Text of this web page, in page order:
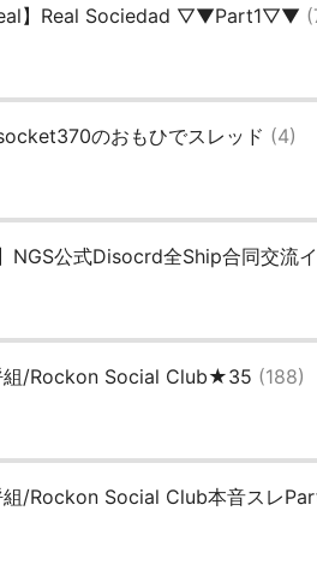
】Real Sociedad ▽▼Part1▽▼
のおもひでスレッド (4)
NGS公式Disocrd全Ship合同交流
組/Rockon Social Club★35 (188)
組/Rockon Social Club本音スレ